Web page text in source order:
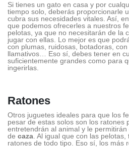
Si tienes un gato en casa y por
tiempo solo, deberás proporcionarle
cubra sus necesidades vitales. Así,
que podemos ofrecerles a nuestros
pelotas, ya que no necesitarán de la
jugar con ellas. Lo mejor es que
con plumas, ruidosas, botadoras,
llamativos… Eso sí, debes tener en
suficientemente grandes como para
ingerirlas.
Ratones
Otros juguetes ideales para que los
pesar de estas solos son los ratones
entretendrán al animal y le
de caza. Al igual que con las
ratones de todo tipo. Eso sí, los más